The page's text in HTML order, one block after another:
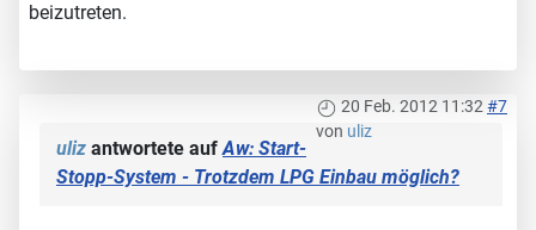
beizutreten.
20 Feb. 2012 11:32#7
von uliz
uliz antwortete aufAw: Start-
Stopp-System - Trotzdem LPG Einbau möglich?